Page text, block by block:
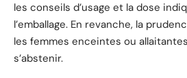
les conseils d’usage et la dose
l’emballage. En revanche, la
les femmes enceintes ou
s’abstenir.